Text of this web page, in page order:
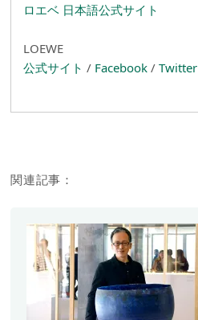
ロエベ 日本語公式サイト
LOEWE
公式サイト / Facebook /Twitter
関連記事：